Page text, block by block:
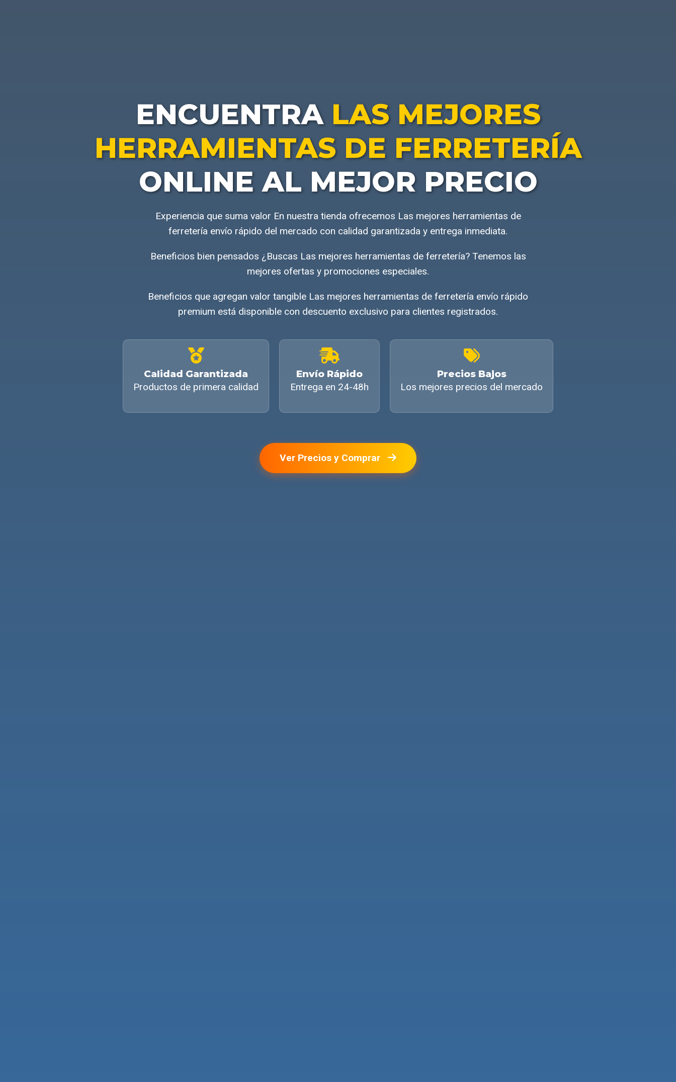
ENCUENTRA LAS MEJORES
HERRAMIENTAS DE FERRETERÍA
ONLINE AL MEJOR PRECIO
Experiencia que suma valor En nuestra tienda ofrecemos Las mejores herramientas de
ferretería envío rápido del mercado con calidad garantizada y entrega inmediata.
Beneficios bien pensados ¿Buscas Las mejores herramientas de ferretería? Tenemos las
mejores ofertas y promociones especiales.
Beneficios que agregan valor tangible Las mejores herramientas de ferretería envío rápido
premium está disponible con descuento exclusivo para clientes registrados.
Calidad Garantizada
Productos de primera calidad
Envío Rápido
Entrega en 24-48h
Precios Bajos
Los mejores precios del mercado
Ver Precios y Comprar